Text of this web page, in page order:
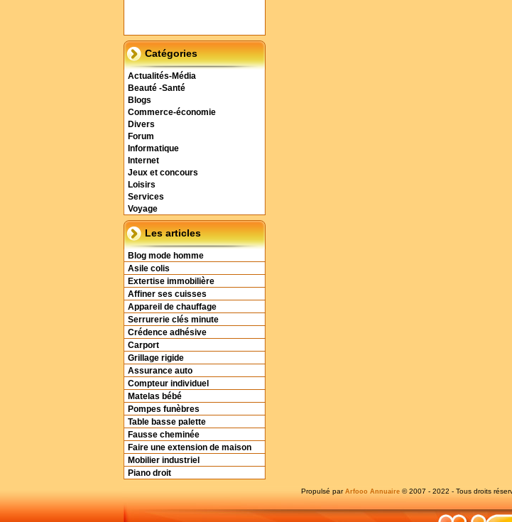
Catégories
Actualités-Média
Beauté -Santé
Blogs
Commerce-économie
Divers
Forum
Informatique
Internet
Jeux et concours
Loisirs
Services
Voyage
Les articles
Blog mode homme
Asile colis
Extertise immobilière
Affiner ses cuisses
Appareil de chauffage
Serrurerie clés minute
Crédence adhésive
Carport
Grillage rigide
Assurance auto
Compteur individuel
Matelas bébé
Pompes funèbres
Table basse palette
Fausse cheminée
Faire une extension de maison
Mobilier industriel
Piano droit
Propulsé par Arfooo Annuaire © 2007 - 2022 - Tous droits